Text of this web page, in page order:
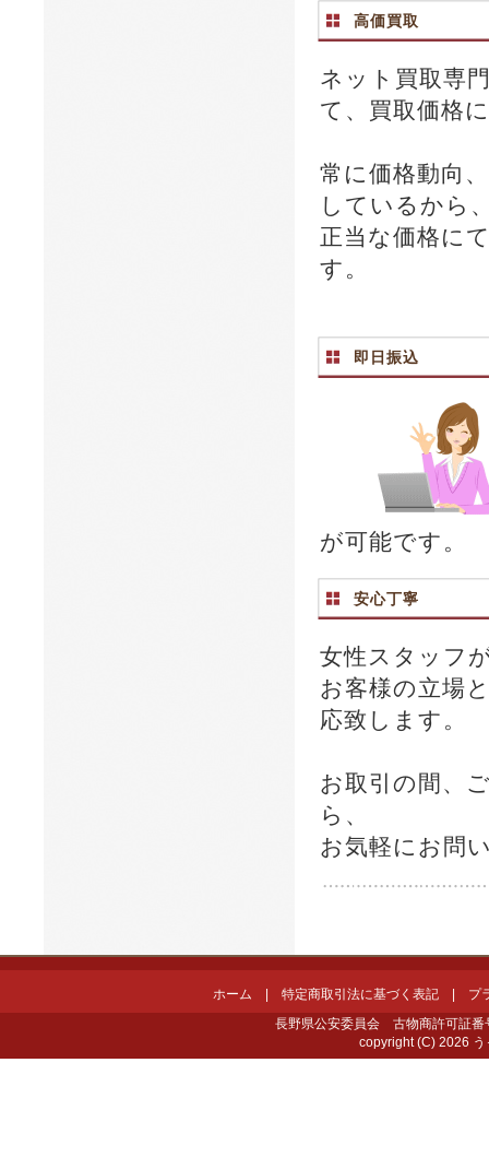
高価買取
ネット買取専
て、買取価格
常に価格動向
しているから
正当な価格に
す。
即日振込
が可能です。
安心丁寧
女性スタッフ
お客様の立場
応致します。
お取引の間、
ら、
お気軽にお問
ホーム 特定商取引法に基づく表記|
プ
長野県公安委員会 古物商許可証
copyright (C) 2026